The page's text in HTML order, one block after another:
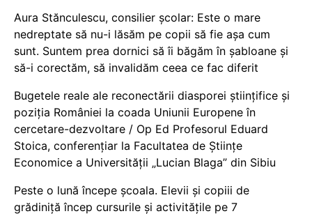
Aura Stănculescu, consilier școlar: Este o mare
nedreptate să nu-i lăsăm pe copii să fie așa cum
sunt. Suntem prea dornici să îi băgăm în șabloane și
să-i corectăm, să invalidăm ceea ce fac diferit
Bugetele reale ale reconectării diasporei științifice și
poziția României la coada Uniunii Europene în
cercetare-dezvoltare / Op Ed Profesorul Eduard
Stoica, conferențiar la Facultatea de Științe
Economice a Universității „Lucian Blaga” din Sibiu
Peste o lună începe școala. Elevii și copiii de
grădiniță încep cursurile și activitățile pe 7